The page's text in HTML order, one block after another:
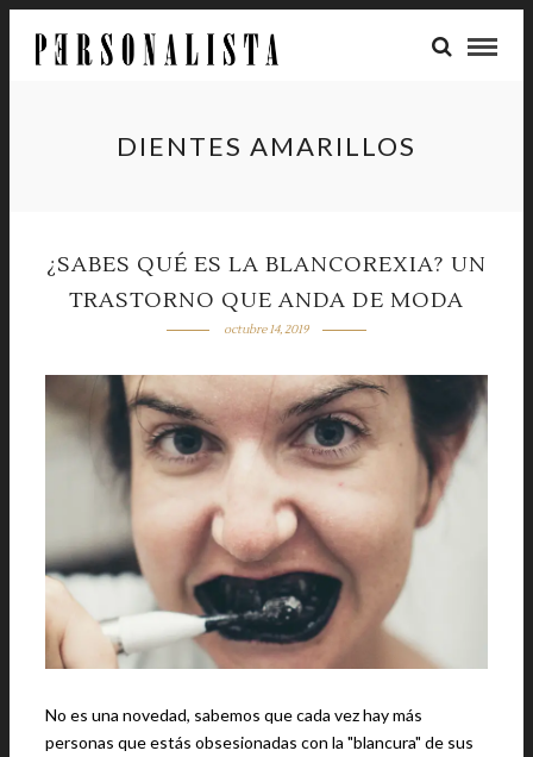
DIENTES AMARILLOS
¿SABES QUÉ ES LA BLANCOREXIA? UN
TRASTORNO QUE ANDA DE MODA
octubre 14, 2019
No es una novedad, sabemos que cada vez hay más
personas que estás obsesionadas con la "blancura" de sus